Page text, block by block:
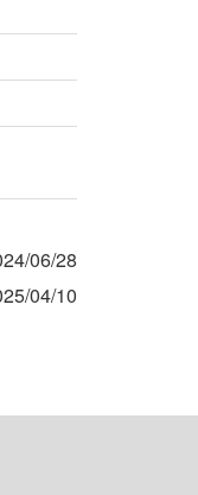
06/28
04/10